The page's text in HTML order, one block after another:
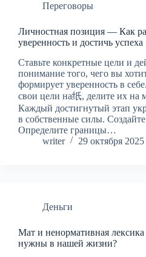
Переговоры
Личностная позиция — Как
уверенность и достичь успеха
Ставьте конкретные цели и
понимание того, чего вы
формирует уверенность в
свои цели на纸, делите их на
Каждый достигнутый этап
в собственные силы.
Определите границы…
writer
29 октября 2025
Деньги
Мат и ненормативная
нужны в нашей жизни?